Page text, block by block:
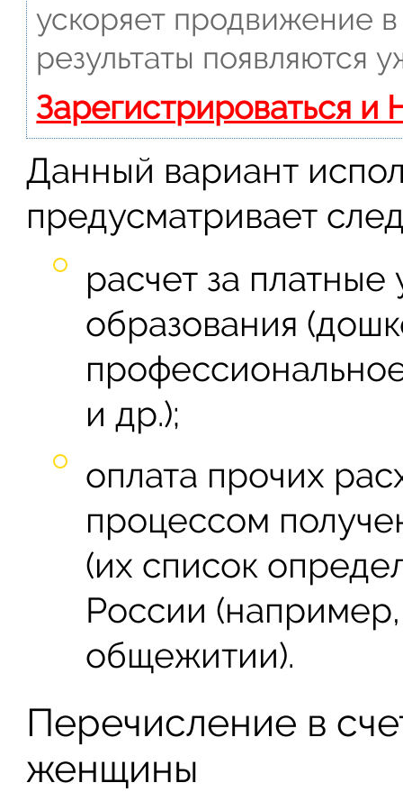
ускоряет продвижение
результаты появляются
Зарегистрироваться и
Данный вариант
предусматривает
расчет за
образования
и др.);
оплата прочих
процессом
(их список
России
общежитии).
Перечисление в
женщины